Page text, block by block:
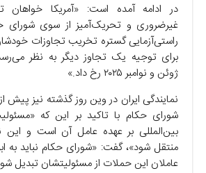
در ادامه آمده است: «آمریکا خواهان
غیرضروری و تحریک‌آمیز از سوی شورای
راستی‌آزمایی گستره تخریب تجاوزات
برای توجیه یک تجاوز دیگر به نظر
ژوئن و نوامبر ۲۰۲۵ رخ داد.»
نمایندگی ایران در وین روز گذشته نیز
شورای حکام با تاکید بر این که
بین‌المللی بر عهده عامل آن است و این
منتقل شود»، گفت: «شورای حکام نباید به
عاملان این حملات از مسئولیتشان تبدیل